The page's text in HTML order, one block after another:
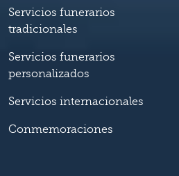
Servicios funerarios
tradicionales
Servicios funerarios
personalizados
Servicios internacionales
Conmemoraciones